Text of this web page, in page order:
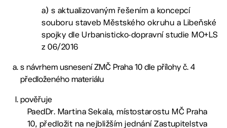
a) s aktualizovaným řešením a koncepcí
souboru staveb Městského okruhu a Libeňské
spojky dle Urbanisticko-dopravní studie MO+LS
z 06/2016
s návrhem usnesení ZMČ Praha 10 dle přílohy č. 4
předloženého materiálu
pověřuje
PaedDr. Martina Sekala, místostarostu MČ Praha
10, předložit na nejbližším jednání Zastupitelstva